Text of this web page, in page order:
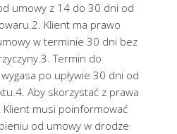
umowy z 14 do 30 dni od
Klient ma prawo
w terminie 30 dni bez
Termin do
po upływie 30 dni od
Aby skorzystać z prawa
musi poinformować
od umowy w drodze